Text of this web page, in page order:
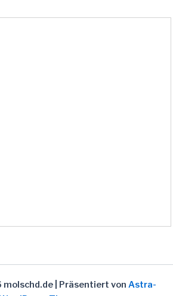
| Präsentiert von Astra-